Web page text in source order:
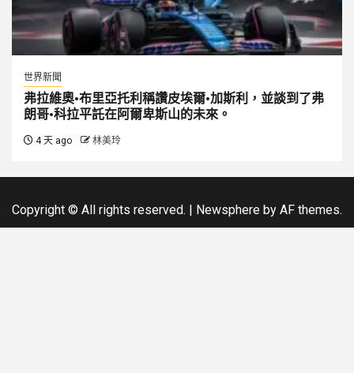
世界新聞
弗拉維奧·布里亞托利稱讚皮埃爾·加斯利，並談到了弗
朗哥·科拉平託在阿爾卑斯山的未來。
4 天 ago 林美玲
Copyright © All rights reserved. | Newsphere by AF themes.